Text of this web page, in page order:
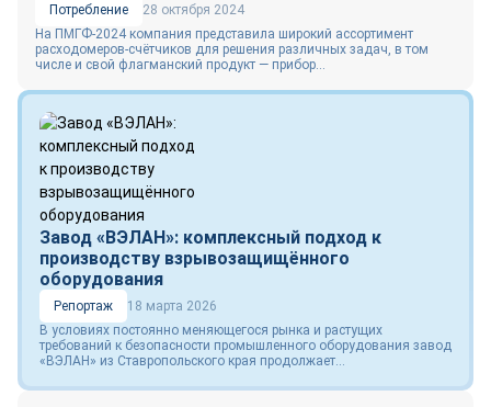
Потребление
28 октября 2024
На ПМГФ-2024 компания представила широкий ассортимент
расходомеров-счётчиков для решения различных задач, в том
числе и свой флагманский продукт — прибор...
Завод «ВЭЛАН»: комплексный подход к
производству взрывозащищённого
оборудования
Репортаж
18 марта 2026
В условиях постоянно меняющегося рынка и растущих
требований к безопасности промышленного оборудования завод
«ВЭЛАН» из Ставропольского края продолжает...